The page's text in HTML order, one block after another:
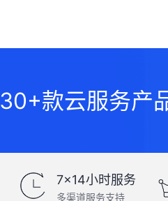
30+款云服务产
7×14小时服务
多渠道服务支持